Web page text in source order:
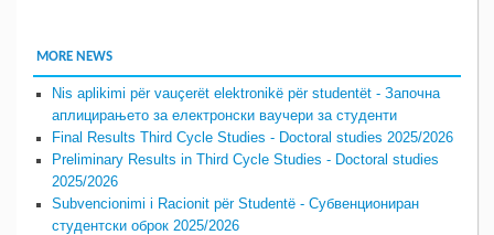
MORE NEWS
Nis aplikimi për vauçerët elektronikë për studentët - Започна
аплицирањето за електронски ваучери за студенти
Final Results Third Cycle Studies - Doctoral studies 2025/2026
Preliminary Results in Third Cycle Studies - Doctoral studies
2025/2026
Subvencionimi i Racionit për Studentë - Субвенциониран
студентски оброк 2025/2026